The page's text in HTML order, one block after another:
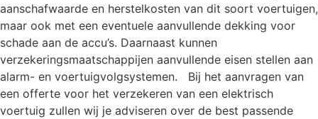
aanschafwaarde en herstelkosten van dit soort voertuigen,
maar ook met een eventuele aanvullende dekking voor
schade aan de accu’s. Daarnaast kunnen
verzekeringsmaatschappijen aanvullende eisen stellen aan
alarm- en voertuigvolgsystemen. Bij het aanvragen van
een offerte voor het verzekeren van een elektrisch
voertuig zullen wij je adviseren over de best passende